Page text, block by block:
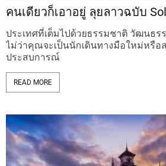
คนเดียวก็เอาอยู่ ลุยลาวฉบับ
ประเทศที่เต็มไปด้วยธรรมชาติ วัฒนธร
ไม่ว่าคุณจะเป็นนักเดินทางมือใหม่หรือ
ประสบการณ์
READ MORE